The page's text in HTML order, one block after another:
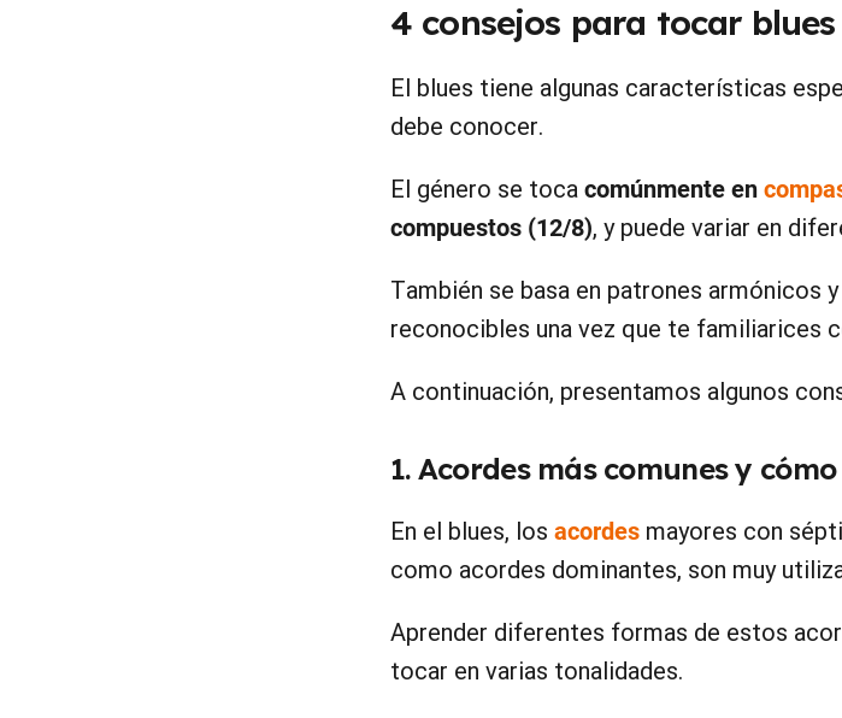
4 consejos para tocar blues
El blues tiene algunas características
debe conocer.
El género se toca comúnmente en
compuestos (12/8), y puede variar en
También se basa en patrones armónicos
reconocibles una vez que te familiarices
A continuación, presentamos algunos
1. Acordes más comunes y
En el blues, los acordes mayores con
como acordes dominantes, son muy
Aprender diferentes formas de estos
tocar en varias tonalidades.